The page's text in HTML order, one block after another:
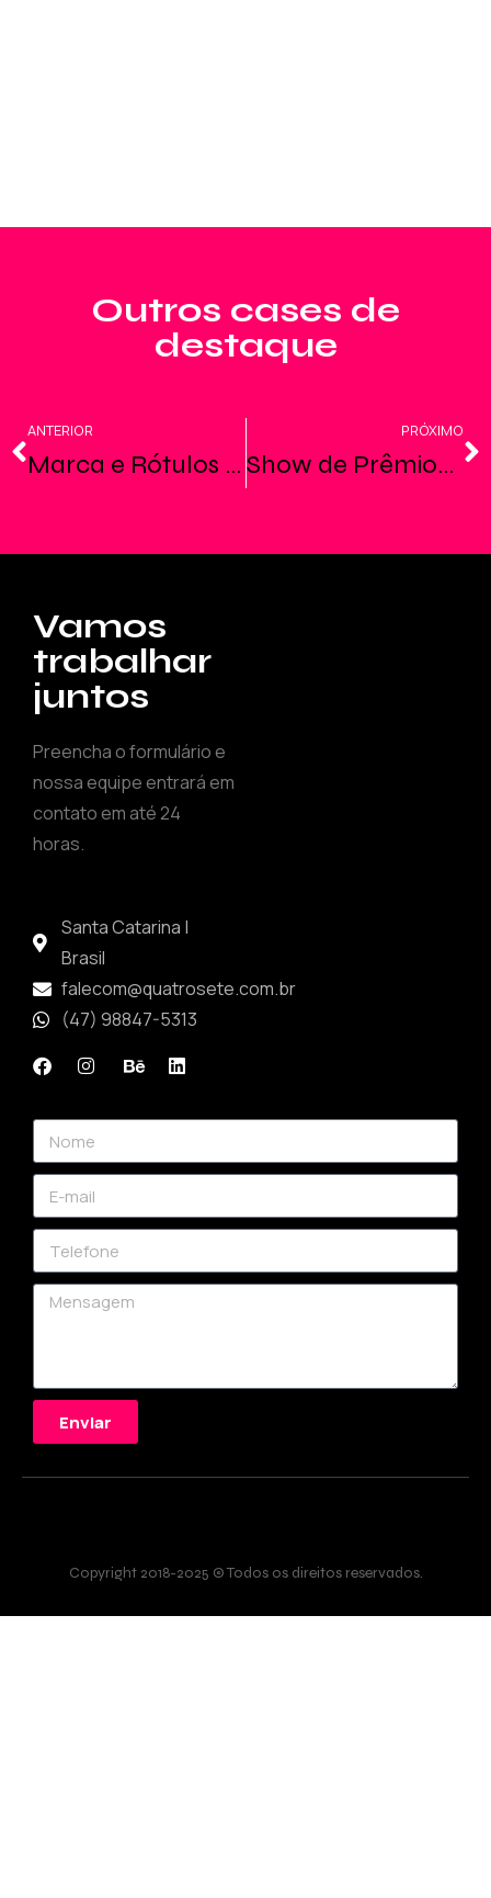
Outros cases de
destaque
ANTERIOR
Marca e Rótulos Cervejaria Astillero
PRÓXIMO
Show de Prêmios Farma & Farma
Vamos
trabalhar
juntos
Preencha o formulário e
nossa equipe entrará em
contato em até 24
horas.
Santa Catarina |
Brasil
falecom@quatrosete.com.br
(47) 98847-5313
Enviar
Copyright 2018-2025 © Todos os direitos reservados.